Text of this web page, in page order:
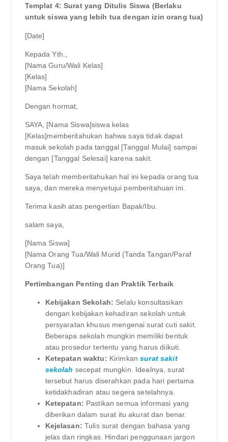
Templat 4: Surat yang Ditulis Siswa (Berlaku
untuk siswa yang lebih tua dengan izin orang tua)
[Date]
Kepada Yth.,
[Nama Guru/Wali Kelas]
[Kelas]
[Nama Sekolah]
Dengan hormat,
SAYA, [Nama Siswa]siswa kelas
[Kelas]memberitahukan bahwa saya tidak dapat
masuk sekolah pada tanggal [Tanggal Mulai] sampai
dengan [Tanggal Selesai] karena sakit.
Saya telah memberitahukan hal ini kepada orang tua
saya, dan mereka menyetujui pemberitahuan ini.
Terima kasih atas pengertian Bapak/Ibu.
salam saya,
[Nama Siswa]
[Nama Orang Tua/Wali Murid (Tanda Tangan/Paraf
Orang Tua)]
Pertimbangan Penting dan Praktik Terbaik
Kebijakan Sekolah: Selalu konsultasikan
dengan kebijakan kehadiran sekolah untuk
persyaratan khusus mengenai surat cuti sakit.
Beberapa sekolah mungkin memiliki bentuk
atau prosedur tertentu yang harus diikuti.
Ketepatan waktu: Kirimkansurat sakit
sekolah secepat mungkin. Idealnya, surat
tersebut harus diserahkan pada hari pertama
ketidakhadiran atau segera setelahnya.
Ketepatan: Pastikan semua informasi yang
diberikan dalam surat itu akurat dan benar.
Kejelasan: Tulis surat dengan bahasa yang
jelas dan ringkas. Hindari penggunaan jargon